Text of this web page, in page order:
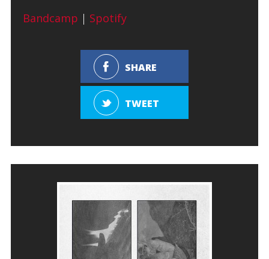
Bandcamp | Spotify
SHARE
TWEET